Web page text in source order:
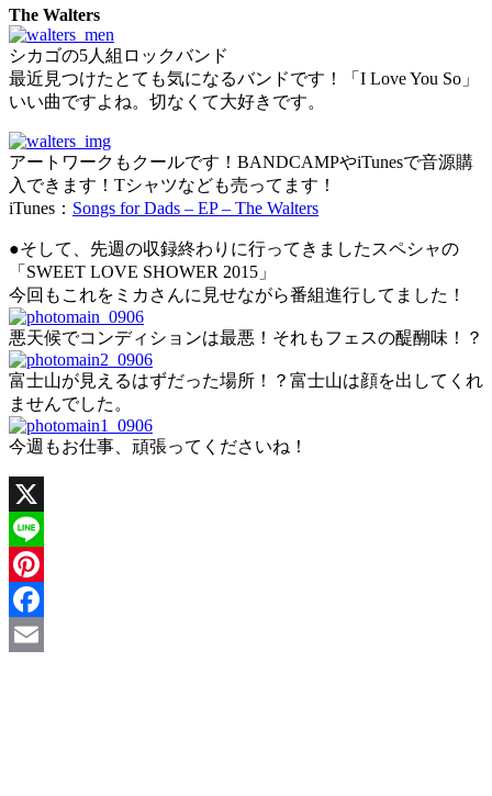
The Walters
シカゴの5人組ロックバンド
最近見つけたとても気になるバンドです！「I Love You So」
いい曲ですよね。切なくて大好きです。
アートワークもクールです！BANDCAMPやiTunesで音源購
入できます！Tシャツなども売ってます！
iTunes： Songs for Dads – EP – The Walters
●そして、先週の収録終わりに行ってきましたスペシャの
「SWEET LOVE SHOWER 2015」
今回もこれをミカさんに見せながら番組進行してました！
悪天候でコンディションは最悪！それもフェスの醍醐味！？
富士山が見えるはずだった場所！？富士山は顔を出してくれ
ませんでした。
今週もお仕事、頑張ってくださいね！
X
Line
Pinterest
Facebook